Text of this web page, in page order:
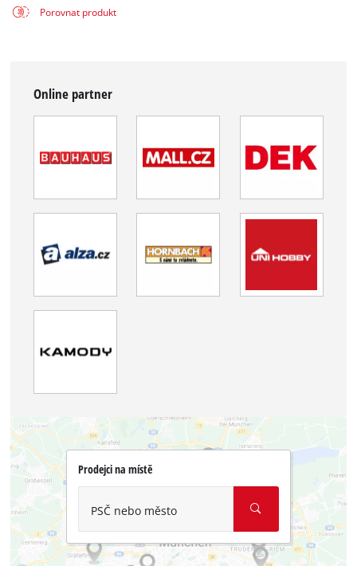
Porovnat produkt
Online partner
Prodejci na místě
PSČ nebo město